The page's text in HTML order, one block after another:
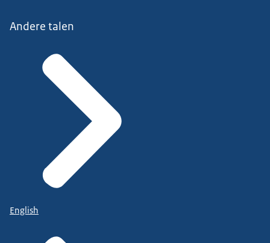
Andere talen
English